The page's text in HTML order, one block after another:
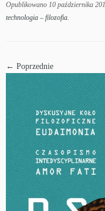
Opublikowano 10 października
technologia – filozofia.
← Poprzednie